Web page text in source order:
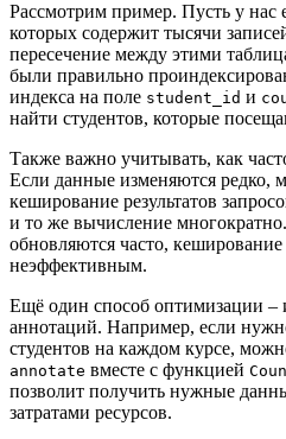
Рассмотрим пример. Пусть у нас
которых содержит тысячи
пересечение между этими
были правильно
индекса на поле student_id и
найти студентов, которые
Также важно учитывать, как
Если данные изменяются редко,
кеширование результатов
и то же вычисление
обновляются часто, кеширование
неэффективным.
Ещё один способ оптимизации –
аннотаций. Например, если
студентов на каждом курсе,
annotate вместе с функцией
позволит получить нужные
затратами ресурсов.